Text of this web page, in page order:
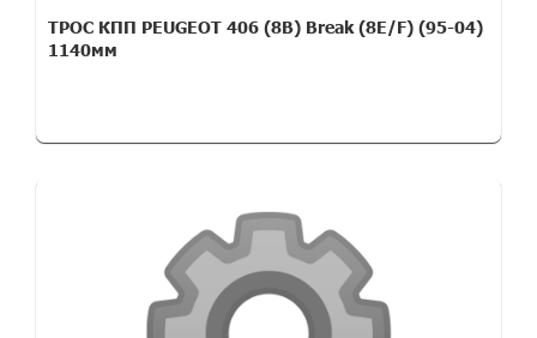
ТРОС КПП PEUGEOT 406 (8B) Break (8E/F) (95-04)
1140мм